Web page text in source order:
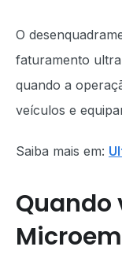
O
faturamento
quando a
veículos e
Saiba mais em:
Quando